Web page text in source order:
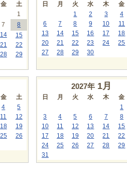
金
土
1
7
8
14
15
21
22
28
29
日 月 火 水 木
金
1
2 3
4
6
7 8 9 10
11
13
14 15 16 17
18
20
21 22 23 24
25
27
28 29 30
金
土
4
5
11
12
18
19
25
26
2027年 1月
日 月 火 水 木
金
1
3
4 5 6 7
8
10
11 12 13 14
15
17
18 19 20 21
22
24
25 26 27 28
29
31